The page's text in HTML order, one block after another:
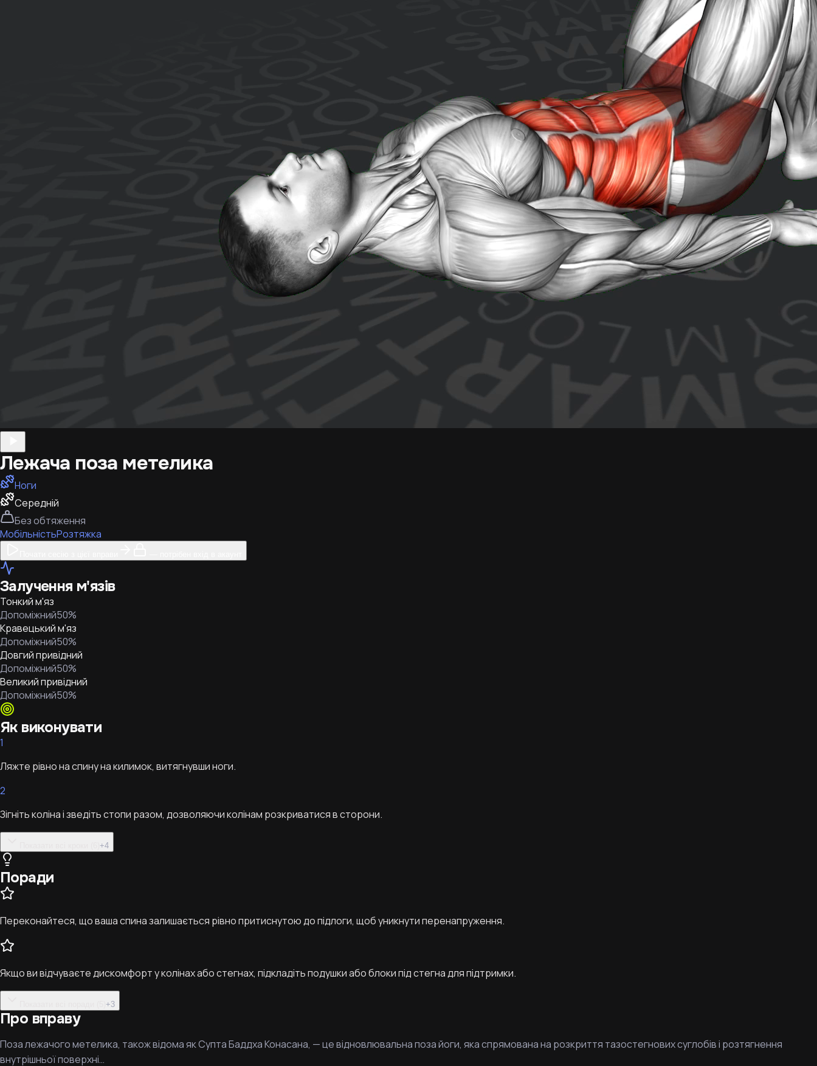
Лежача поза метелика
Ноги
Середній
Без обтяження
МобільністьРозтяжка
Залучення м'язів
Тонкий м'яз
Допоміжний50%
Кравецький м'яз
Допоміжний50%
Довгий привідний
Допоміжний50%
Великий привідний
Допоміжний50%
Як виконувати
1
Ляжте рівно на спину на килимок, витягнувши ноги.
2
Зігніть коліна і зведіть стопи разом, дозволяючи колінам розкриватися в сторони.
+4
Поради
Переконайтеся, що ваша спина залишається рівно притиснутою до підлоги, щоб уникнути перенапруження.
Якщо ви відчуваєте дискомфорт у колінах або стегнах, підкладіть подушки або блоки під стегна для підтримки.
+3
Про вправу
Поза лежачого метелика, також відома як Супта Баддха Конасана, — це відновлювальна поза йоги, яка спрямована на розкриття тазостегнових суглобів і розтягнення
внутрішньої поверхні…